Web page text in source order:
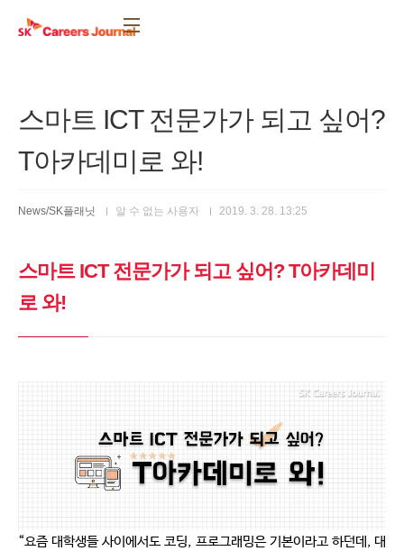
스마트 ICT 전문가가 되고 싶어?
T아카데미로 와!
News/SK플래닛 알 수 없는 사용자 2019. 3. 28. 13:25
스마트 ICT 전문가가 되고 싶어? T아카데미
로 와!
“요즘 대학생들 사이에서도 코딩, 프로그래밍은 기본이라고 하던데, 대